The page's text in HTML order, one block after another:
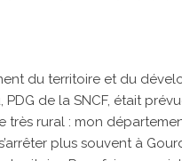
du territoire et du
de la SNCF, était
très rural : mon
plus souvent à